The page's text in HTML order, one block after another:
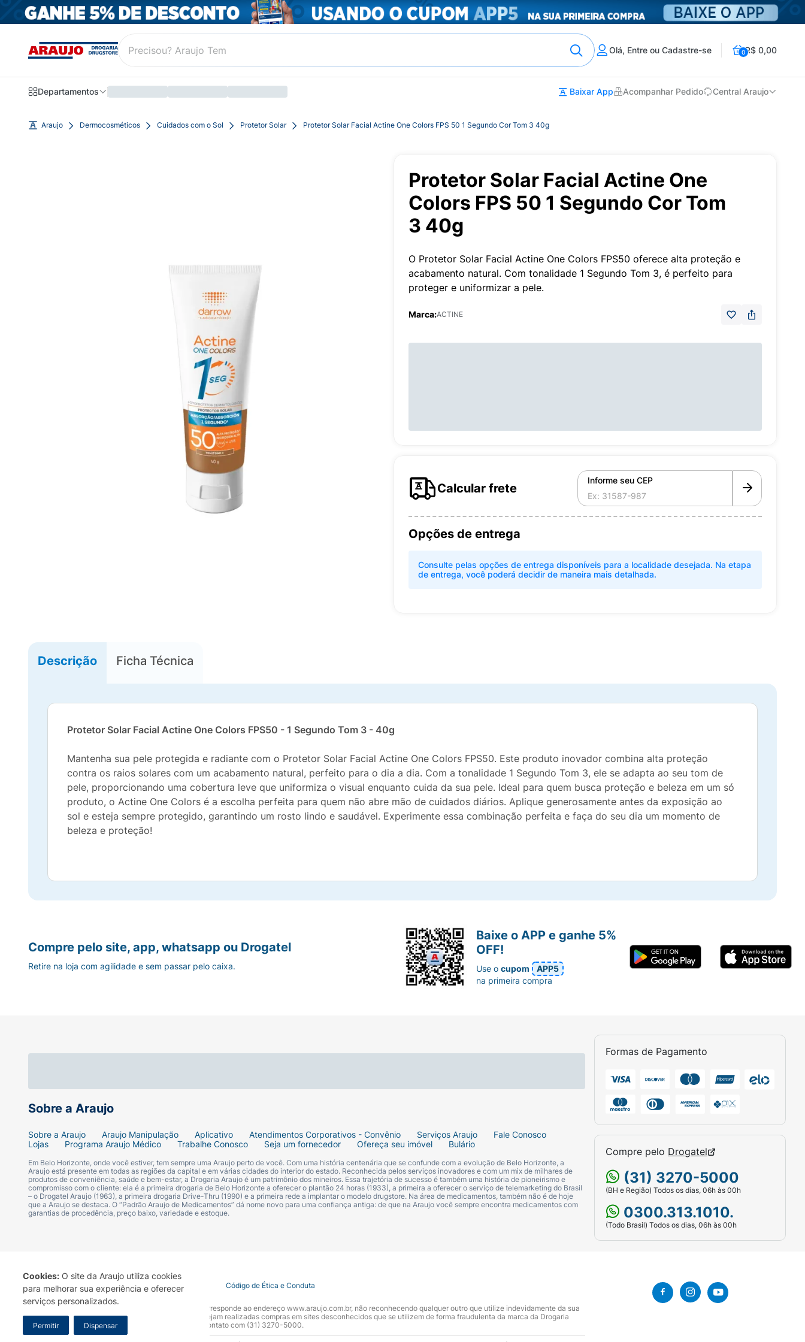
Cookies: O site da Araujo utiliza cookies
para melhorar sua experiência e oferecer
serviços personalizados.
Permitir Dispensar
Olá, Entre ou Cadastre-se 0R$ 0,00
Departamentos Baixar App Acompanhar Pedido Central Araujo
Araujo Dermocosméticos Cuidados com o Sol Protetor Solar Protetor Solar Facial Actine One Colors FPS 50 1 Segundo Cor Tom 3 40g
Protetor Solar Facial Actine One
Colors FPS 50 1 Segundo Cor Tom
3 40g
O Protetor Solar Facial Actine One Colors FPS50 oferece alta proteção e
acabamento natural. Com tonalidade 1 Segundo Tom 3, é perfeito para
proteger e uniformizar a pele.
Marca:ACTINE
Calcular frete
Informe seu CEP
Opções de entrega
Consulte pelas opções de entrega disponíveis para a localidade desejada. Na etapa
de entrega, você poderá decidir de maneira mais detalhada.
Descrição Ficha Técnica
Protetor Solar Facial Actine One Colors FPS50 - 1 Segundo Tom 3 - 40g
Mantenha sua pele protegida e radiante com o Protetor Solar Facial Actine One Colors FPS50. Este produto inovador combina alta proteção
contra os raios solares com um acabamento natural, perfeito para o dia a dia. Com a tonalidade 1 Segundo Tom 3, ele se adapta ao seu tom de
pele, proporcionando uma cobertura leve que uniformiza o visual enquanto cuida da sua pele. Ideal para quem busca proteção e beleza em um só
produto, o Actine One Colors é a escolha perfeita para quem não abre mão de cuidados diários. Aplique generosamente antes da exposição ao
sol e esteja sempre protegido, garantindo um rosto lindo e saudável. Experimente essa combinação perfeita e faça do seu dia um momento de
beleza e proteção!
Sobre a Araujo
Sobre a Araujo Araujo Manipulação Aplicativo Atendimentos Corporativos - Convênio Serviços Araujo
Fale Conosco
Lojas
Programa Araujo Médico Trabalhe Conosco Seja um fornecedor Ofereça seu imóvel Bulário
Em Belo Horizonte, onde você estiver, tem sempre uma Araujo perto de você. Com uma história centenária que se confunde com a evolução de Belo Horizonte, a
Araujo está presente em todas as regiões da capital e em várias cidades do interior do estado. Reconhecida pelos serviços inovadores e com um mix de milhares de
produtos de conveniência, saúde e bem-estar, a Drogaria Araujo é um patrimônio dos mineiros. Essa trajetória de sucesso é também uma história de pioneirismo e
compromisso com o cliente: ela é a primeira drogaria de Belo Horizonte a oferecer o plantão 24 horas (1933), a primeira a oferecer o serviço de telemarketing do Brasil
– o Drogatel Araujo (1963), a primeira drogaria Drive-Thru (1990) e a primeira rede a implantar o modelo drugstore. Na área de medicamentos, também não é de hoje
que a Araujo se destaca. O “Padrão Araujo de Medicamentos” dá nome novo para uma confiança antiga: de que na Araujo você sempre encontra medicamentos com
garantias de procedência, preço baixo, variedade e estoque.
Formas de Pagamento
Compre pelo Drogatel
(31) 3270-5000
(BH e Região) Todos os dias, 06h às 00h
0300.313.1010.
(Todo Brasil) Todos os dias, 06h às 00h
Compre pelo site, app, whatsapp ou Drogatel
Retire na loja com agilidade e sem passar pelo caixa.
Baixe o APP e ganhe 5%
OFF!
Use ocupom
APP5
na primeira compra
Termo de Uso Portal da Privacidade Covid-19 Código de Ética e Conduta
A Drogaria Araujo S/A informa que o seu site oficial corresponde ao endereço www.araujo.com.br, não reconhecendo qualquer outro que utilize indevidamente da sua
marca. Para sua segurança recomendamos que não sejam realizadas compras em sites desconhecidos que se utilizem de forma fraudulenta da marca da Drogaria
Araujo S.A. Em caso de dúvidas, gentileza entrar em contato com (31) 3270-5000.